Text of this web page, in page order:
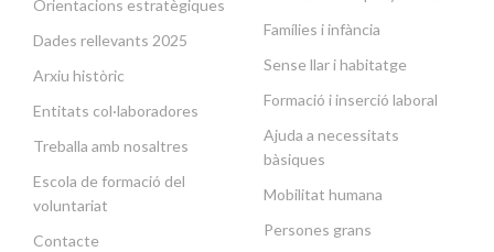
Orientacions estratègiques
Dades rellevants 2025
Arxiu històric
Entitats col·laboradores
Treballa amb nosaltres
Escola de formació del
voluntariat
Contacte
Famílies i infància
Sense llar i habitatge
Formació i inserció laboral
Ajuda a necessitats
bàsiques
Mobilitat humana
Persones grans